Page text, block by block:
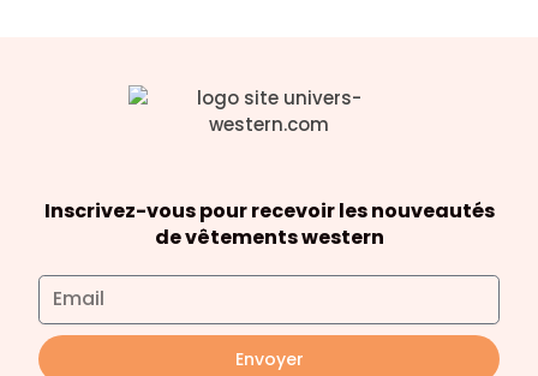
Inscrivez-vous pour recevoir les nouveautés
de vêtements western
Envoyer